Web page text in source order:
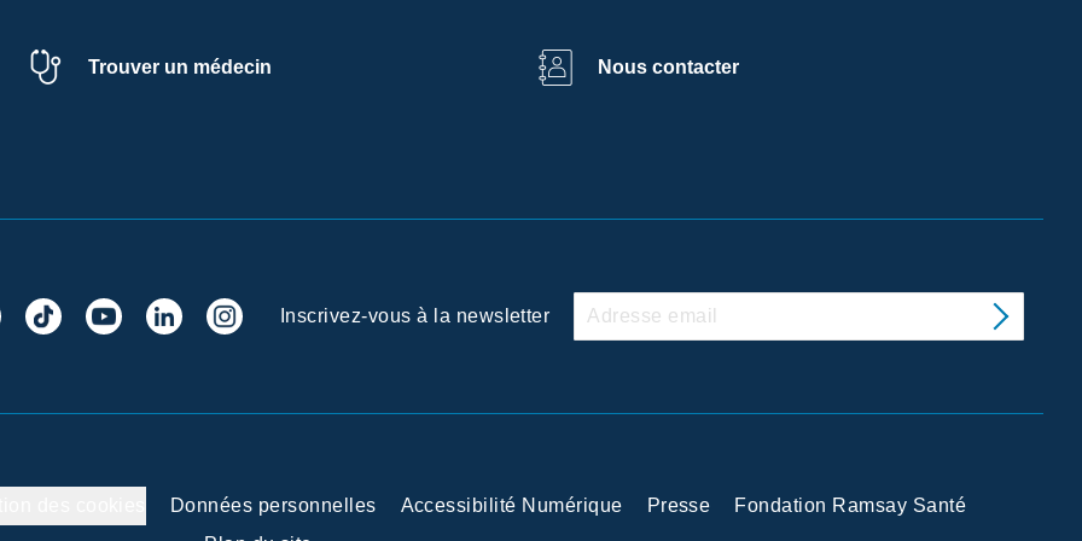
Trouver un médecin Nous contacter
Inscrivez-vous à la newsletter
Données personnelles Accessibilité Numérique Presse
Fondation Ramsay Santé